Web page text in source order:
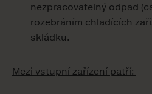
nezpracovatelný odpad
rozebráním chladících
skládku.
Mezi vstupní zařízení patří: